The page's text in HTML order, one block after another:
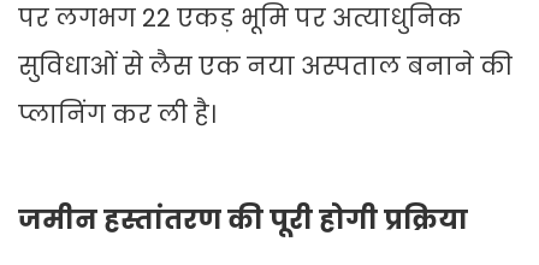
पर लगभग 22 एकड़ भूमि पर अत्याधुनिक
सुविधाओं से लैस एक नया अस्पताल बनाने की
प्लानिंग कर ली है।
जमीन हस्तांतरण की पूरी होगी प्रक्रिया